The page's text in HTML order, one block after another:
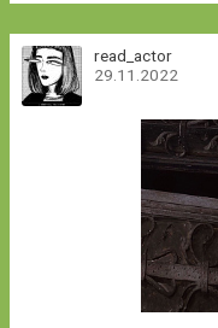
read_actor
29.11.2022